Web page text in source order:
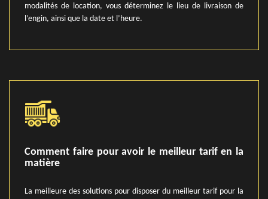
modalités de location, vous déterminez le lieu de livraison de
l’engin, ainsi que la date et l’heure.
Comment faire pour avoir le meilleur tarif en la
matière
La meilleure des solutions pour disposer du meilleur tarif pour la